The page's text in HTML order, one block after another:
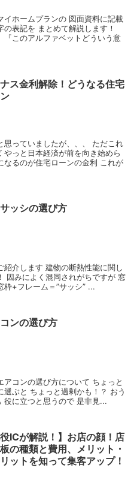
イホームプランの 図面資料に記載
表記を まとめて解説します！
『このアルファベットどういう意
ス金利解除！どうなる住宅
っていましたが、、、 ただこれ
っと日本経済が前を向き始めら
るのが住宅ローンの金利 これが
ッシの選び方
介します 建物の断熱性能に関し
因みによく混同されがちですが 窓
枠+フレーム＝”サッシ” ...
ンの選び方
コンの選び方について ちょっと
選ぶと ちょっと過剰かも！？ おう
役に立つと思うので 是非見...
役ICが解説！】お店の顔！店
の種類と費用、メリット・
ットを知って集客アップ！